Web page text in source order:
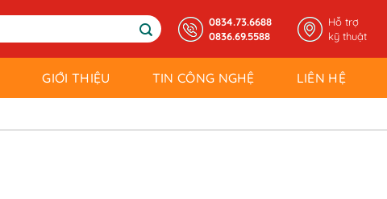
0834.73.6688
0836.69.5588
Hỗ trợ
kỹ thuật
GIỚI THIỆU TIN CÔNG NGHỆ LIÊN HỆ